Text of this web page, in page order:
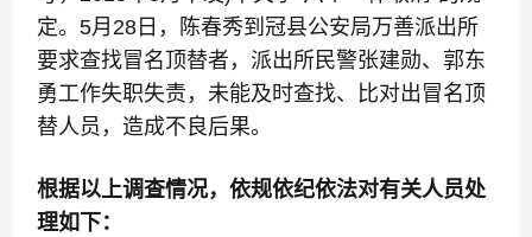
定。5月28日，陈春秀到冠县公安局万善派出所
要求查找冒名顶替者，派出所民警张建勋、郭东
勇工作失职失责，未能及时查找、比对出冒名顶
替人员，造成不良后果。
根据以上调查情况，依规依纪依法对有关人员处
理如下：